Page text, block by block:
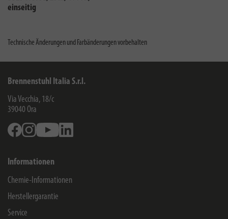
einseitig
Technische Änderungen und Farbänderungen vorbehalten
Brennenstuhl Italia S.r.l.
Via Vecchia, 18/c
39040Ora
FacebookInstagramYoutube
Informationen
Chemie-Informationen
Herstellergarantie
Service